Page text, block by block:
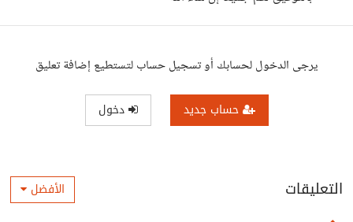
يرجى الدخول لحسابك أو تسجيل حساب لتستطيع إضافة تعليق
حساب جديد دخول
التعليقات الأفضل